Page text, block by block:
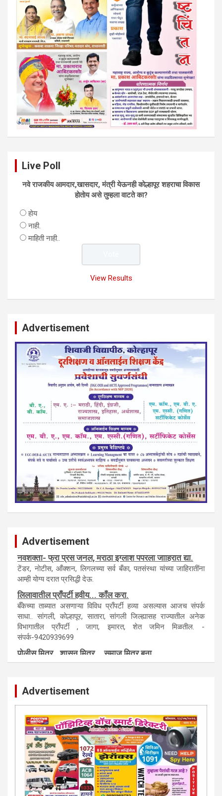
Live Poll
नवे राजकीय आमदार,खासदार, मंत्री येऊनही काेल्हापूर शहराचा विकास
हाेताेय असे तुम्हला वाटते का?
हाेय
नाही.
माहिती नाही..
View Results
Advertisement
Advertisement
नवशक्ती- फ्री प्रेस जर्नल, मराठी इंग्लीश पेपरला जाहिरात द्या.
टेंडर, नाेटीस, आँक्शन, लिगलच्या सर्व बँका, पतसंस्था यांच्या जाहिरातींना
आम्ही याेग्य दरात प्रसिद्धी देऊ.
लिलावातील प्राँपर्टी हवीय... काँल करा.
बँकेच्या ताब्यात असणाऱ्या विविध प्राँपर्टी हव्या असल्यास आजच संपर्क
साधा.. सांगली, काेल्हापूर, सातारा, सांगली जिल्ह्यासह राज्यातील अनेक
विभागातील प्राँपर्टी , जागा, इमारत, शेत जमिन मिळतील. -
संपर्क-9420939699
कायदेशीर सल्ला या मार्गदर्शन पाहिजे. संपर्क साधा-
परिस्थितीनुसार तुम्ही जर आर्थिक, शैक्षणिक, सामाजिक समस्या, गुन्हेगारी,
शारीरीक त्रास, फसवणूक सारख्या प्रकरणात अडकला असाल, काेर्टाची
पायरी चढला असाल तर चिंता नकाे.. आम्ही मदत करू. मार्गदर्शन करू,
कायदेशीर सल्ला देऊ. - आजच संपर्क साधा- भारत साेनुले-8888207374
या AD सतिश कुंभार -9860944728
मराठी.. इंग्रजी पेपरला जाहिरात द्यायची संपर्क साधा..
मराठी इंग्रजी दैनिकासाठी जिल्हा, राज्य आवृत्तीसाठी जाहिराती स्विकारल्या
जातील. नवशक्ती, फ्री प्रेस जर्नल साठी तुम्हीही तुमच्या नाेटीस द्या. बँक,
Advertisement